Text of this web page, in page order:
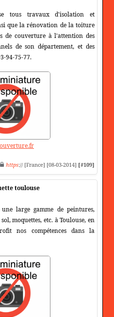
tous travaux d'isolation et
que la rénovation de la toiture
de couverture à l'attention des
de son département, et des
94-75-77.
https:// [France] [08-03-2014] [#109]
toulouse
large gamme de peintures,
moquettes, etc. à Toulouse, en
nos compétences dans la